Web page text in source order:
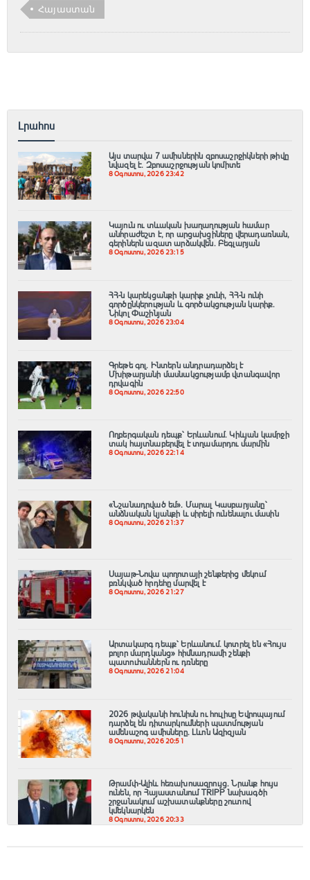
Հայաստան
Լրահոս
Այս տարվա 7 ամիսներին զբոսաշրջիկների թիվը
նվազել է. Զբոսաշրջության կոմիտե
8 Օգոստոս, 2026 23:42
Կայուն ու տևական խաղաղության համար
անհրաժեշտ է, որ արցախցիները վերադառնան,
գերիներն ազատ արձակվեն․ Բեգլարյան
8 Օգոստոս, 2026 23:15
ՀՀ-ն կարեկցանքի կարիք չունի, ՀՀ-ն ունի
գործընկերության և գործակցության կարիք․
Նիկոլ Փաշինյան
8 Օգոստոս, 2026 23:04
Գրեթե գոլ. Ինտերն անդրադարձել է
Մխիթարյանի մասնակցությամբ վտանգավոր
դրվագին
8 Օգոստոս, 2026 22:50
Ողբերգական դեպք՝ Երևանում․ Կիևյան կամրջի
տակ հայտնաբերվել է տղամարդու մարմին
8 Օգոստոս, 2026 22:14
«Նշանադրված եմ». Մարալ Կասբարյանը՝
անձնական կյանքի և սիրելի ունենալու մասին
8 Օգոստոս, 2026 21:37
Սայաթ-Նովա պողոտայի շենքերից մեկում
բռնկված հրդեհը մարվել է
8 Օգոստոս, 2026 21:27
Արտակարգ դեպք՝ Երևանում․ կոտրել են «Հույս
բոլոր մարդկանց» հիմնադրամի շենքի
պատուհաններն ու դռները
8 Օգոստոս, 2026 21:04
2026 թվականի հունիսն ու հուլիսը Եվրոպայում
դարձել են դիտարկումների պատմության
ամենաշոգ ամիսները․ Լևոն Ազիզյան
8 Օգոստոս, 2026 20:51
Թրամփ-Ալիև հեռախոսազրույց. Նրանք հույս
ունեն, որ Հայաստանում TRIPP նախագծի
շրջանակում աշխատանքները շուտով
կմեկնարկեն
8 Օգոստոս, 2026 20:33